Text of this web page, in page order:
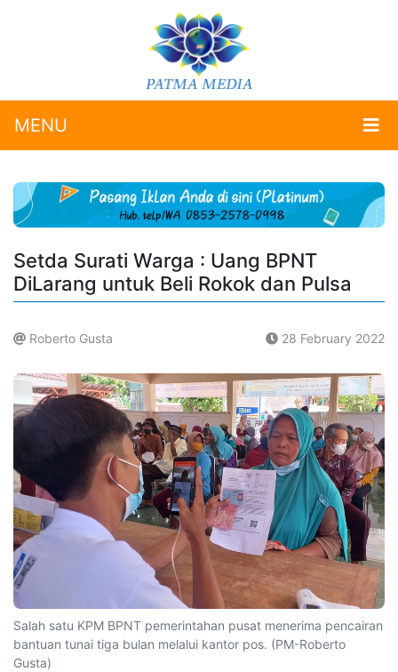
MENU
Setda Surati Warga : Uang BPNT
DiLarang untuk Beli Rokok dan Pulsa
Roberto Gusta 28 February 2022
Salah satu KPM BPNT pemerintahan pusat menerima pencairan
bantuan tunai tiga bulan melalui kantor pos. (PM-Roberto
Gusta)